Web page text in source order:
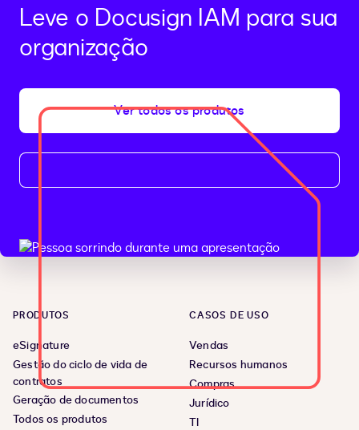
Leve o Docusign IAM para sua
organização
Ver todos os produtos
PRODUTOS
eSignature
Gestão do ciclo de vida de
contratos
Geração de documentos
Todos os produtos
CASOS DE USO
Vendas
Recursos humanos
Compras
Jurídico
TI